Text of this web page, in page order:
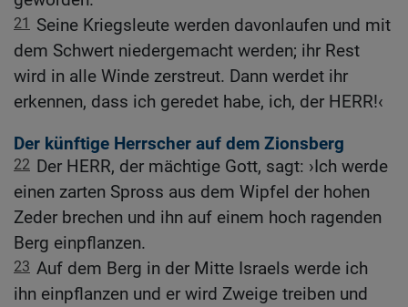
21
Seine Kriegsleute werden davonlaufen und mit
dem Schwert niedergemacht werden; ihr Rest
wird in alle Winde zerstreut. Dann werdet ihr
erkennen, dass ich geredet habe, ich, der HERR!‹
Der künftige Herrscher auf dem Zionsberg
22 Der HERR, der mächtige Gott, sagt: ›Ich werde
einen zarten Spross aus dem Wipfel der hohen
Zeder brechen und ihn auf einem hoch ragenden
Berg einpflanzen.
23 Auf dem Berg in der Mitte Israels werde ich
ihn einpflanzen und er wird Zweige treiben und